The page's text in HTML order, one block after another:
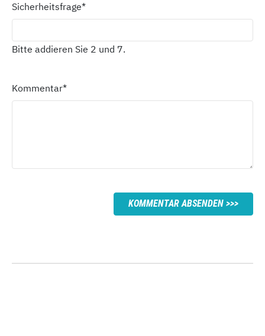
Sicherheitsfrage*
Bitte addieren Sie 2 und 7.
Kommentar*
KOMMENTAR ABSENDEN